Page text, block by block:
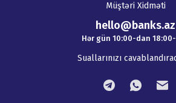
Müştəri Xidməti
hello@banks.az
Hər gün 10:00-dan
Suallarınızı